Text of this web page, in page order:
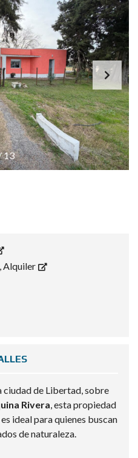
13
,Alquiler
ciudad de Libertad, sobre
Rivera, esta propiedad
ideal para quienes buscan
de naturaleza.